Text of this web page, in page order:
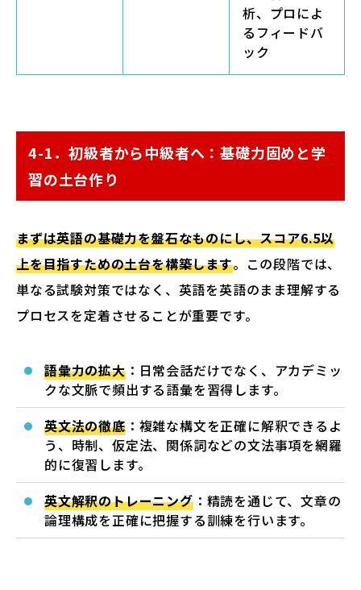
析、プロによ
るフィードバ
ック
4-1．初級者から中級者へ：基礎力固めと学
習の土台作り
まずは英語の基礎力を盤石なものにし、スコア6.5以
上を目指すための土台を構築します。この段階では、
単なる試験対策ではなく、英語を英語のまま理解する
プロセスを定着させることが重要です。
語彙力の拡大：日常会話だけでなく、アカデミッ
クな文脈で頻出する語彙を習得します。
英文法の徹底：複雑な構文を正確に解釈できるよ
う、時制、仮定法、関係詞などの文法事項を網羅
的に復習します。
英文解釈のトレーニング：精読を通じて、文章の
論理構成を正確に把握する訓練を行います。